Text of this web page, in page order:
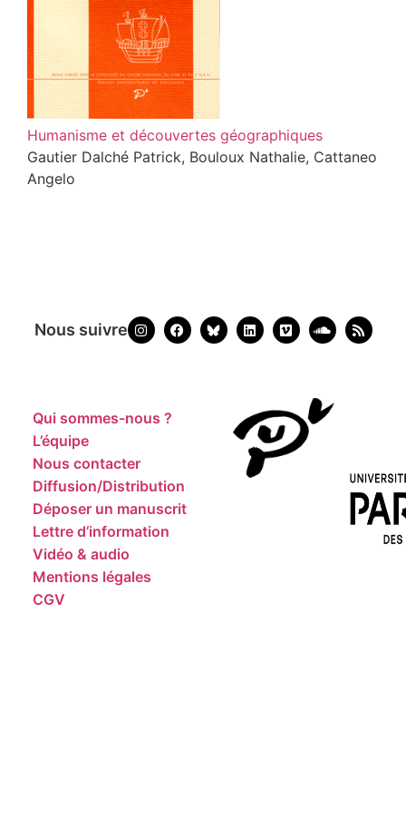
Humanisme et découvertes géographiques
Gautier Dalché Patrick, Bouloux Nathalie, Cattaneo
Angelo
Nous suivre
Qui sommes-nous ?
L’équipe
Nous contacter
Diffusion/Distribution
Déposer un manuscrit
Lettre d’information
Vidéo & audio
Mentions légales
CGV